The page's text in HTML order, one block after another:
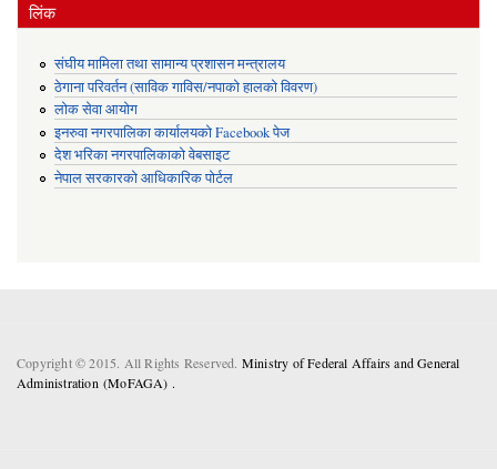
लिंक
संघीय मामिला तथा सामान्य प्रशासन मन्त्रालय
ठेगाना परिवर्तन (साविक गाविस/नपाको हालको विवरण)
लोक सेवा आयोग
इनरुवा नगरपालिका कार्यालयको Facebook पेज
देश भरिका नगरपालिकाको वेबसाइट
नेपाल सरकारको आधिकारिक पोर्टल
Copyright © 2015. All Rights Reserved. Ministry of Federal Affairs and General
Administration (MoFAGA) .